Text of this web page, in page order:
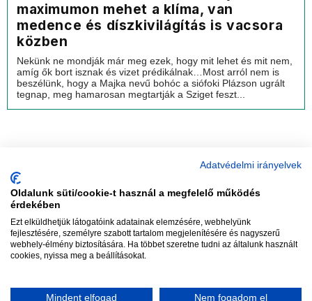
maximumon mehet a klíma, van
medence és díszkivilágítás is vacsora
közben
Nekünk ne mondják már meg ezek, hogy mit lehet és mit nem,
amíg ők bort isznak és vizet prédikálnak…Most arról nem is
beszélünk, hogy a Majka nevű bohóc a siófoki Plázson ugrált
tegnap, meg hamarosan megtartják a Sziget feszt...
Szerkesztőség:szerk@vadhajtasok.hu
Modi:moderator@vadhajtasok.hu
AdatvédelemImpresszumSzerzői jogok
Adatvédelmi irányelvek
Oldalunk süti/cookie-t használ a megfelelő működés
érdekében
Ezt elküldhetjük látogatóink adatainak elemzésére, webhelyünk
fejlesztésére, személyre szabott tartalom megjelenítésére és nagyszerű
webhely-élmény biztosítására. Ha többet szeretne tudni az általunk használt
cookies, nyissa meg a beállításokat.
Mindent elfogad Nem fogadom el